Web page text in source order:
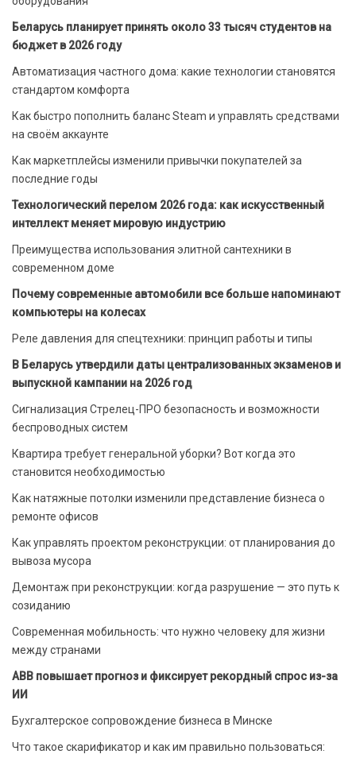
Беларусь планирует принять около 33 тысяч студентов на
бюджет в 2026 году
Автоматизация частного дома: какие технологии становятся
стандартом комфорта
Как быстро пополнить баланс Steam и управлять средствами
на своём аккаунте
Как маркетплейсы изменили привычки покупателей за
последние годы
Технологический перелом 2026 года: как искусственный
интеллект меняет мировую индустрию
Преимущества использования элитной сантехники в
современном доме
Почему современные автомобили все больше напоминают
компьютеры на колесах
Реле давления для спецтехники: принцип работы и типы
В Беларусь утвердили даты централизованных экзаменов и
выпускной кампании на 2026 год
Сигнализация Стрелец-ПРО безопасность и возможности
беспроводных систем
Квартира требует генеральной уборки? Вот когда это
становится необходимостью
Как натяжные потолки изменили представление бизнеса о
ремонте офисов
Как управлять проектом реконструкции: от планирования до
вывоза мусора
Демонтаж при реконструкции: когда разрушение — это путь к
созиданию
Современная мобильность: что нужно человеку для жизни
между странами
ABB повышает прогноз и фиксирует рекордный спрос из-за
ИИ
Бухгалтерское сопровождение бизнеса в Минске
Что такое скарификатор и как им правильно пользоваться: